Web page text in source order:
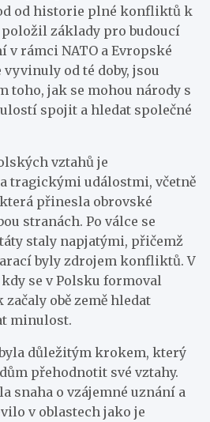
od historie plné konfliktů k
základy pro budoucí
v rámci NATO a Evropské
vyvinuly od té doby, jsou
toho, jak se mohou národy s
spojit a hledat společné
vztahů je
tragickými událostmi, včetně
přinesla obrovské
stranách. Po válce se
staly napjatými, přičemž
byly zdrojem konfliktů. V
se v Polsku formoval
obě země hledat
minulost.
byla důležitým krokem, který
přehodnotit své vztahy.
snaha o vzájemné uznání a
v oblastech jako je